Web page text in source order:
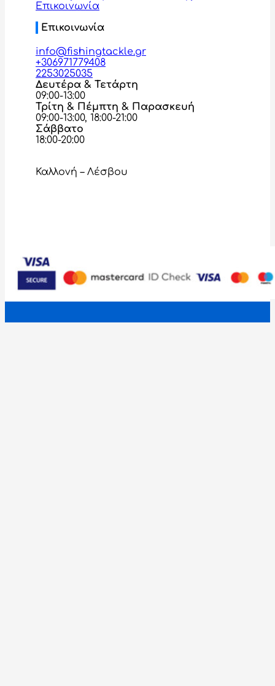
Επικοινωνία
Επικοινωνία
info@fishingtackle.gr
+306971779408
2253025035
Δευτέρα & Τετάρτη
09:00-13:00
Τρίτη & Πέμπτη & Παρασκευή
09:00-13:00, 18:00-21:00
Σάββατο
18:00-20:00
Καλλονή – Λέσβου